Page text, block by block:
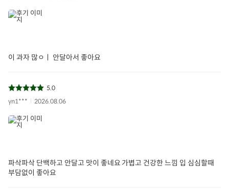
이 과자 많ㅇㅣ 안달아서 좋아요
5.0
yn1***
2026.08.06
파삭파삭 단백하고 안달고 맛이 좋네요 가볍고 건강한 느낌 입 심심할때
부담없이 좋아요